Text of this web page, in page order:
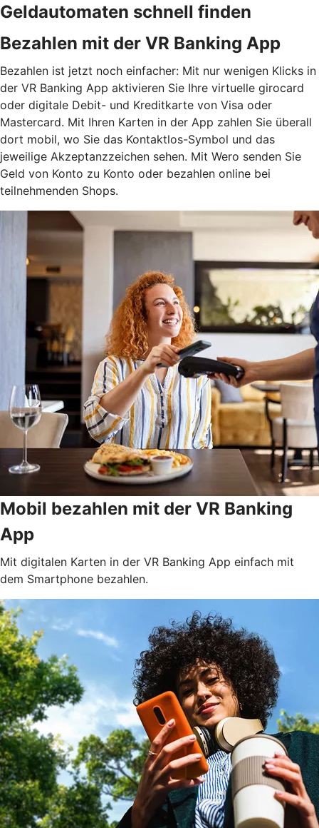
Geldautomaten schnell finden
Bezahlen mit der VR Banking App
Bezahlen ist jetzt noch einfacher: Mit nur wenigen Klicks in
der VR Banking App aktivieren Sie Ihre virtuelle girocard
oder digitale Debit- und Kreditkarte von Visa oder
Mastercard. Mit Ihren Karten in der App zahlen Sie überall
dort mobil, wo Sie das Kontaktlos-Symbol und das
jeweilige Akzeptanzzeichen sehen. Mit Wero senden Sie
Geld von Konto zu Konto oder bezahlen online bei
teilnehmenden Shops.
Mobil bezahlen mit der VR Banking
App
Mit digitalen Karten in der VR Banking App einfach mit
dem Smartphone bezahlen.